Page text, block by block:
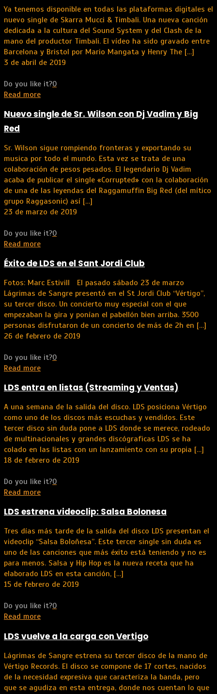
Ya tenemos disponible en todas las plataformas digitales el
nuevo single de Skarra Mucci & Timbali. Una nueva canción
dedicada a la cultura del Sound System y del Clash de la
mano del productor Timbali. El vídeo ha sido gravado entre
Barcelona y Bristol por Mario Mangata y Henry The […]
3 de abril de 2019
Do you like it?0
Read more
Nuevo single de Sr. Wilson con Dj Vadim y Big
Red
Sr. Wilson sigue rompiendo fronteras y exportando su
musica por todo el mundo. Esta vez se trata de una
colaboración de pesos pesados. El legendario Dj Vadim
acaba de publicar el single «Corrupted» con la colaboración
de una de las leyendas del Raggamuffin Big Red (del mítico
grupo Raggasonic) así […]
23 de marzo de 2019
Do you like it?0
Read more
Éxito de LDS en el Sant Jordi Club
Fotos: Marc Estivill El pasado sábado 23 de marzo
Lágrimas de Sangre presentó en el St Jordi Club “Vértigo”,
su tercer disco. Un concierto muy especial con el que
empezaban la gira y ponían el pabellón bien arriba. 3500
personas disfrutaron de un concierto de más de 2h en […]
26 de febrero de 2019
Do you like it?0
Read more
LDS entra en listas (Streaming y Ventas)
A una semana de la salida del disco. LDS posiciona Vértigo
como uno de los discos más escuchas y vendidos. Este
tercer disco sin duda pone a LDS donde se merece, rodeado
de multinacionales y grandes discógraficas LDS se ha
colado en las listas con un lanzamiento con su propia […]
18 de febrero de 2019
Do you like it?0
Read more
LDS estrena videoclip: Salsa Bolonesa
Tres días más tarde de la salida del disco LDS presentan el
videoclip “Salsa Boloñesa”. Este tercer single sin duda es
uno de las canciones que más éxito está teniendo y no es
para menos. Salsa y Hip Hop es la nueva receta que ha
elaborado LDS en esta canción, […]
15 de febrero de 2019
Do you like it?0
Read more
LDS vuelve a la carga con Vertigo
Lágrimas de Sangre estrena su tercer disco de la mano de
Vértigo Records. El disco se compone de 17 cortes, nacidos
de la necesidad expresiva que caracteriza la banda, pero
que se agudiza en esta entrega, donde nos cuentan lo que